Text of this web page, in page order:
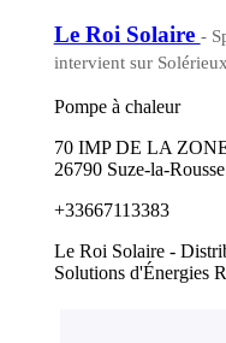
Le Roi Solaire -
intervient sur Solérieux
Pompe à chaleur
70 IMP DE LA
26790 Suze-la-Rousse
+33667113383
Le Roi Solaire -
Solutions d'Énergies